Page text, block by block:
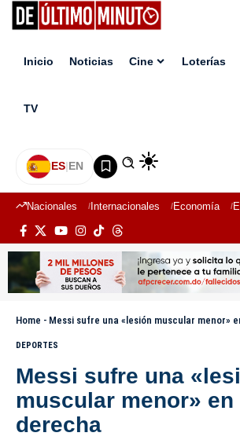
Inicio Noticias Cine Loterías
TV
ES|EN
Nacionales Internacionales Economía
Home - Messi sufre una «lesión muscular menor»
DEPORTES
Messi sufre una
muscular menor»
derecha